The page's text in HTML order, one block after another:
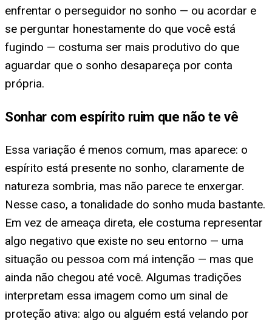
enfrentar o perseguidor no sonho — ou acordar e
se perguntar honestamente do que você está
fugindo — costuma ser mais produtivo do que
aguardar que o sonho desapareça por conta
própria.
Sonhar com espírito ruim que não te vê
Essa variação é menos comum, mas aparece: o
espírito está presente no sonho, claramente de
natureza sombria, mas não parece te enxergar.
Nesse caso, a tonalidade do sonho muda bastante.
Em vez de ameaça direta, ele costuma representar
algo negativo que existe no seu entorno — uma
situação ou pessoa com má intenção — mas que
ainda não chegou até você. Algumas tradições
interpretam essa imagem como um sinal de
proteção ativa: algo ou alguém está velando por